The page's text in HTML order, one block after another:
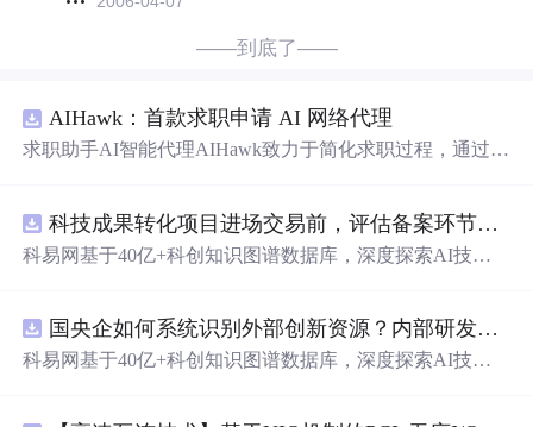
——到底了——
AIHawk：首款求职申请 AI 网络代理
求职助手AI智能代理AIHawk致力于简化求职过程，通过自
科技成果转化项目进场交易前，评估备案环节需要准备哪些材料？.docx
科易网基于40亿+科创知识图谱数据库，深度探索AI技术
新领域的AI+数智化解决方案，推动科技创新与产业创新
智能化发展。
国央企如何系统识别外部创新资源？内部研发体系完善，但对外部高校、中小科技企业技术能力缺乏动态认知。.docx
科易网基于40亿+科创知识图谱数据库，深度探索AI技术